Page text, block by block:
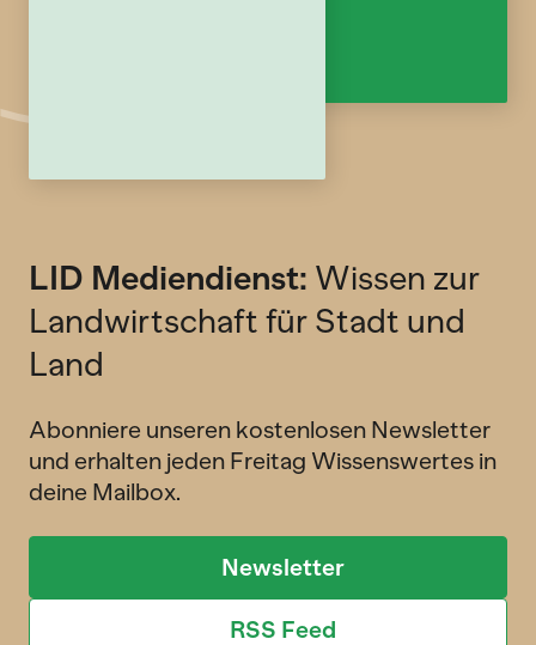
LID Mediendienst: Wissen zur
Landwirtschaft für Stadt und
Land
Abonniere unseren kostenlosen Newsletter
und erhalten jeden Freitag Wissenswertes in
deine Mailbox.
Newsletter
RSS Feed